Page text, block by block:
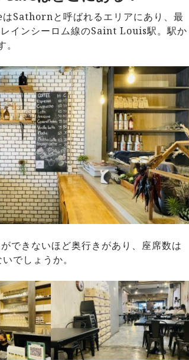
Sathornと呼ばれるエリアにあり、最
インシーロム線のSaint Louis駅。駅か
できないほど奥行きがあり、座席数は
でしょうか。